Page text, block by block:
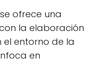
ofrece una
la elaboración
el entorno de la
en